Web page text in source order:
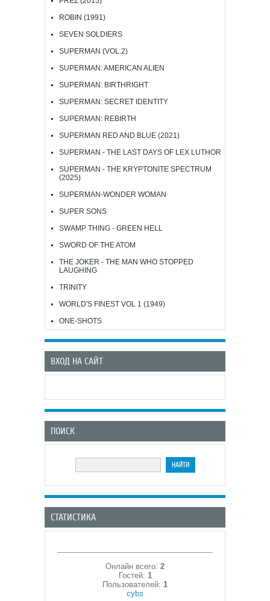
ROBIN (1991)
SEVEN SOLDIERS
SUPERMAN (VOL.2)
SUPERMAN: AMERICAN ALIEN
SUPERMAN: BIRTHRIGHT
SUPERMAN: SECRET IDENTITY
SUPERMAN: REBIRTH
SUPERMAN RED AND BLUE (2021)
SUPERMAN - THE LAST DAYS OF LEX LUTHOR
SUPERMAN - THE KRYPTONITE SPECTRUM
(2025)
SUPERMAN-WONDER WOMAN
SUPER SONS
SWAMP THING - GREEN HELL
SWORD OF THE ATOM
THE JOKER - THE MAN WHO STOPPED
LAUGHING
TRINITY
WORLD'S FINEST VOL 1 (1949)
ONE-SHOTS
ВХОД НА САЙТ
ПОИСК
СТАТИСТИКА
Онлайн всего: 2
Гостей: 1
Пользователей: 1
cybs